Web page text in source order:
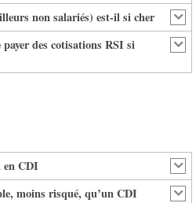
non salariés) est-il si cher
des cotisations RSI si
en CDI
moins risqué, qu’un CDI